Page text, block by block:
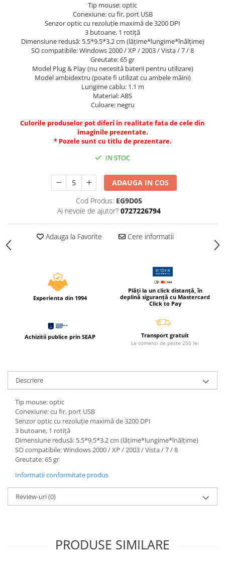
Produse si rechizite scolare
Caiete si produse din hartie
Caiete A5
Caiete A4
Caiete si blocuri pentru desen
Caiete incepatori Tip I, II, III
Hartie glacee
Acuarele, guase, tempera si
Ascutitori
Creioane
Creioane colorate
Creioane mecanice si rezerve
Radiere
Echere, rigle, raportoare, compase,
Echere
Rigle
Compas scolar
Sabloane
Truse geometrie
Foarfeci
Markere evidentiatoare text
Markere permanente
Tip mouse: optic
Conexiune: cu fir, port USB
Senzor optic cu rezoluție maximă de 3200 DPI
3 butoane, 1 rotiță
Dimensiune redusă: 5.5*9.5*3.2 cm (lățime*lungime*înălțime)
SO compatibile: Windows 2000 / XP / 2003 / Vista / 7 / 8
Greutate: 65 gr
Model Plug & Play (nu necesită baterii pentru utilizare)
Model ambidextru (poate fi utilizat cu ambele mâini)
Lungime cablu: 1.1 m
Material: ABS
Culoare: negru
Culorile produselor pot diferi in realitate fata de cele din
imaginile prezentate.
* Pozele sunt cu titlu de prezentare.
IN STOC
ADAUGA IN COS
Cod Produs: EG9D05
Ai nevoie de ajutor? 0727226794
Adauga la Favorite Cere informatii
Experienta din 1994
Plăți la un click distanță, în
deplină siguranță cu Mastercard
Click to Pay
Achizitii publice prin SEAP Transport gratuit
La comenzi de peste 250 lei
Descriere
Tip mouse: optic
Conexiune: cu fir, port USB
Senzor optic cu rezoluție maximă de 3200 DPI
3 butoane, 1 rotiță
Dimensiune redusă: 5.5*9.5*3.2 cm (lățime*lungime*înălțime)
SO compatibile: Windows 2000 / XP / 2003 / Vista / 7 / 8
Greutate: 65 gr
Informatii conformitate produs
Review-uri(0)
PRODUSE SIMILARE